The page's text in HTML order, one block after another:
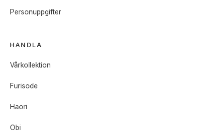
Personuppgifter
HANDLA
Vårkollektion
Furisode
Haori
Obi